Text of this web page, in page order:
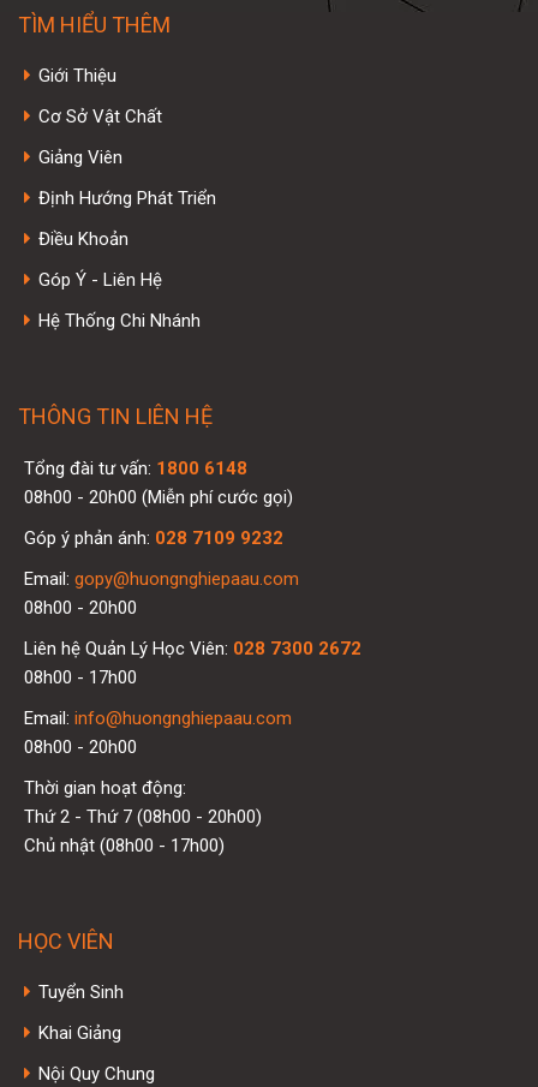
TÌM HIỂU THÊM
Giới Thiệu
Cơ Sở Vật Chất
Giảng Viên
Định Hướng Phát Triển
Điều Khoản
Góp Ý - Liên Hệ
Hệ Thống Chi Nhánh
THÔNG TIN LIÊN HỆ
Tổng đài tư vấn: 1800 6148
08h00 - 20h00 (Miễn phí cước gọi)
Góp ý phản ánh: 028 7109 9232
Email: gopy@huongnghiepaau.com
08h00 - 20h00
Liên hệ Quản Lý Học Viên: 028 7300 2672
08h00 - 17h00
Email: info@huongnghiepaau.com
08h00 - 20h00
Thời gian hoạt động:
Thứ 2 - Thứ 7 (08h00 - 20h00)
Chủ nhật (08h00 - 17h00)
HỌC VIÊN
Tuyển Sinh
Khai Giảng
Nội Quy Chung